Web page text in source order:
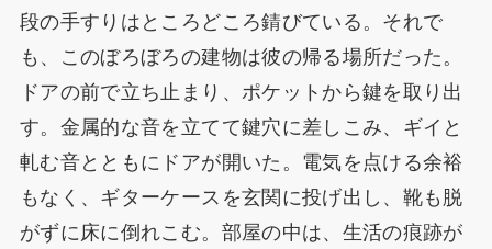
段の手すりはところどころ錆びている。それで
も、このぼろぼろの建物は彼の帰る場所だった。
ドアの前で立ち止まり、ポケットから鍵を取り出
す。金属的な音を立てて鍵穴に差しこみ、ギイと
軋む音とともにドアが開いた。電気を点ける余裕
もなく、ギターケースを玄関に投げ出し、靴も脱
がずに床に倒れこむ。部屋の中は、生活の痕跡が